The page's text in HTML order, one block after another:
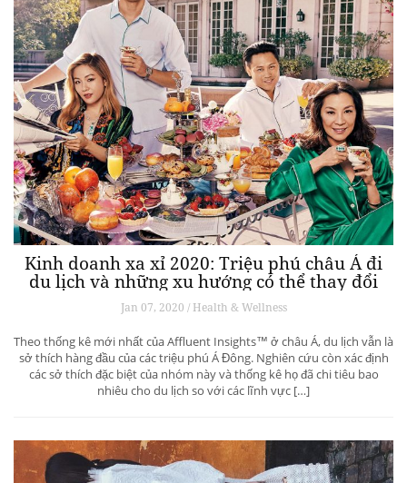
Kinh doanh xa xỉ 2020: Triệu phú châu Á đi
du lịch và những xu hướng có thể thay đổi
ngành du lịch thượng lưu
Jan 07, 2020 / Health & Wellness
Theo thống kê mới nhất của Affluent Insights™ ở châu Á, du lịch vẫn là
sở thích hàng đầu của các triệu phú Á Đông. Nghiên cứu còn xác định
các sở thích đặc biệt của nhóm này và thống kê họ đã chi tiêu bao
nhiêu cho du lịch so với các lĩnh vực […]